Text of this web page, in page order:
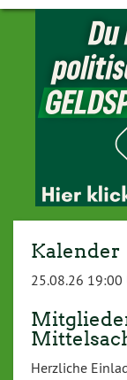
Kalender
25.08.26 19:00
Herzliche